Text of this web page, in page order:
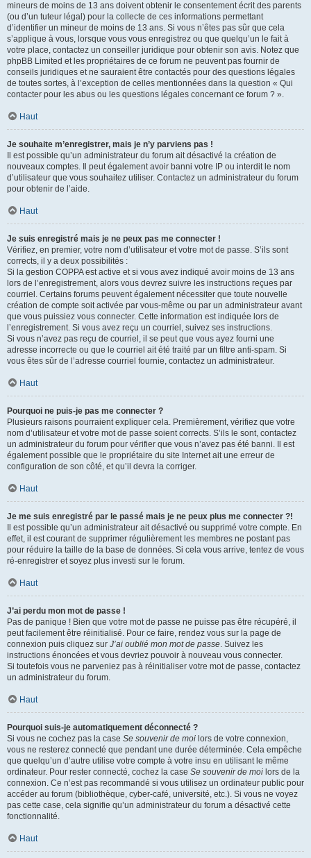
mineurs de moins de 13 ans doivent obtenir le consentement écrit des parents
(ou d’un tuteur légal) pour la collecte de ces informations permettant
d’identifier un mineur de moins de 13 ans. Si vous n’êtes pas sûr que cela
s’applique à vous, lorsque vous vous enregistrez ou que quelqu’un le fait à
votre place, contactez un conseiller juridique pour obtenir son avis. Notez que
phpBB Limited et les propriétaires de ce forum ne peuvent pas fournir de
conseils juridiques et ne sauraient être contactés pour des questions légales
de toutes sortes, à l’exception de celles mentionnées dans la question « Qui
contacter pour les abus ou les questions légales concernant ce forum ? ».
Haut
Je souhaite m’enregistrer, mais je n’y parviens pas !
Il est possible qu’un administrateur du forum ait désactivé la création de
nouveaux comptes. Il peut également avoir banni votre IP ou interdit le nom
d’utilisateur que vous souhaitez utiliser. Contactez un administrateur du forum
pour obtenir de l’aide.
Haut
Je suis enregistré mais je ne peux pas me connecter !
Vérifiez, en premier, votre nom d’utilisateur et votre mot de passe. S’ils sont
corrects, il y a deux possibilités :
Si la gestion COPPA est active et si vous avez indiqué avoir moins de 13 ans
lors de l’enregistrement, alors vous devrez suivre les instructions reçues par
courriel. Certains forums peuvent également nécessiter que toute nouvelle
création de compte soit activée par vous-même ou par un administrateur avant
que vous puissiez vous connecter. Cette information est indiquée lors de
l’enregistrement. Si vous avez reçu un courriel, suivez ses instructions.
Si vous n’avez pas reçu de courriel, il se peut que vous ayez fourni une
adresse incorrecte ou que le courriel ait été traité par un filtre anti-spam. Si
vous êtes sûr de l’adresse courriel fournie, contactez un administrateur.
Haut
Pourquoi ne puis-je pas me connecter ?
Plusieurs raisons pourraient expliquer cela. Premièrement, vérifiez que votre
nom d’utilisateur et votre mot de passe soient corrects. S’ils le sont, contactez
un administrateur du forum pour vérifier que vous n’avez pas été banni. Il est
également possible que le propriétaire du site Internet ait une erreur de
configuration de son côté, et qu’il devra la corriger.
Haut
Je me suis enregistré par le passé mais je ne peux plus me connecter ?!
Il est possible qu’un administrateur ait désactivé ou supprimé votre compte. En
effet, il est courant de supprimer régulièrement les membres ne postant pas
pour réduire la taille de la base de données. Si cela vous arrive, tentez de vous
ré-enregistrer et soyez plus investi sur le forum.
Haut
J’ai perdu mon mot de passe !
Pas de panique ! Bien que votre mot de passe ne puisse pas être récupéré, il
peut facilement être réinitialisé. Pour ce faire, rendez vous sur la page de
connexion puis cliquez sur J’ai oublié mon mot de passe. Suivez les
instructions énoncées et vous devriez pouvoir à nouveau vous connecter.
Si toutefois vous ne parveniez pas à réinitialiser votre mot de passe, contactez
un administrateur du forum.
Haut
Pourquoi suis-je automatiquement déconnecté ?
Si vous ne cochez pas la case Se souvenir de moi lors de votre connexion,
vous ne resterez connecté que pendant une durée déterminée. Cela empêche
que quelqu’un d’autre utilise votre compte à votre insu en utilisant le même
ordinateur. Pour rester connecté, cochez la case Se souvenir de moi lors de la
connexion. Ce n’est pas recommandé si vous utilisez un ordinateur public pour
accéder au forum (bibliothèque, cyber-café, université, etc.). Si vous ne voyez
pas cette case, cela signifie qu’un administrateur du forum a désactivé cette
fonctionnalité.
Haut